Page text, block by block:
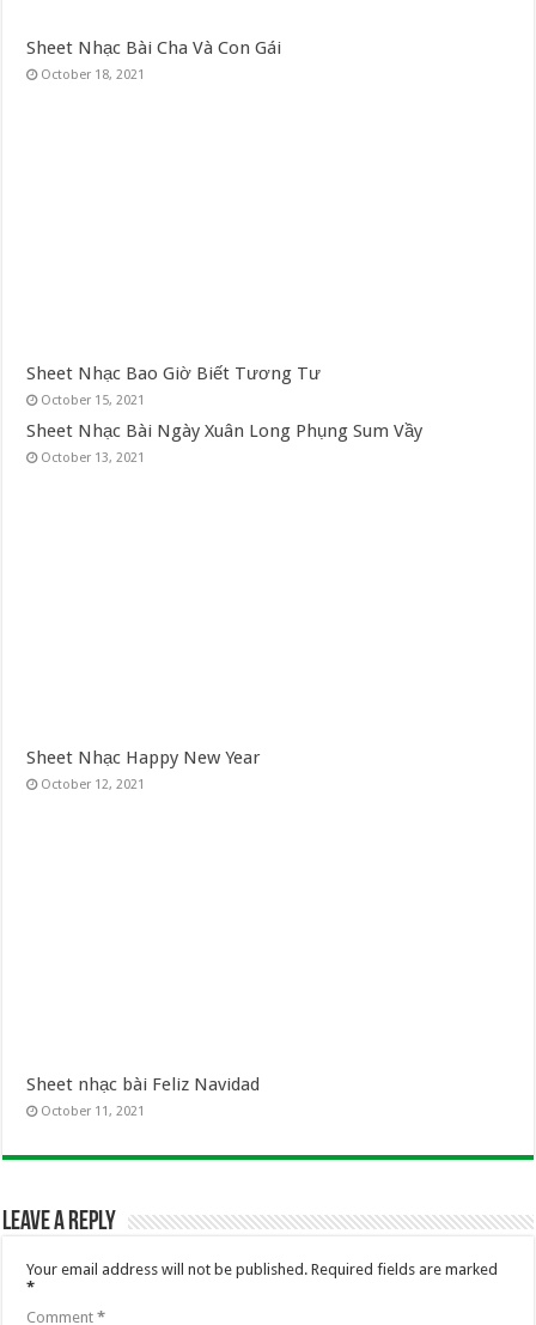
Sheet Nhạc Bài Cha Và Con Gái
October 18, 2021
Sheet Nhạc Bao Giờ Biết Tương Tư
October 15, 2021
Sheet Nhạc Bài Ngày Xuân Long Phụng Sum Vầy
October 13, 2021
Sheet Nhạc Happy New Year
October 12, 2021
Sheet nhạc bài Feliz Navidad
October 11, 2021
Leave a Reply
Your email address will not be published. Required fields are marked
*
Comment*